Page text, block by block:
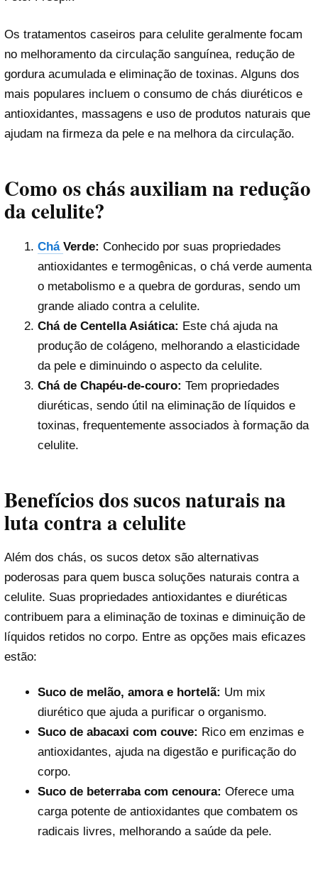
Os tratamentos caseiros para celulite geralmente focam
no melhoramento da circulação sanguínea, redução de
gordura acumulada e eliminação de toxinas. Alguns dos
mais populares incluem o consumo de chás diuréticos e
antioxidantes, massagens e uso de produtos naturais que
ajudam na firmeza da pele e na melhora da circulação.
Como os chás auxiliam na redução
da celulite?
Chá Verde: Conhecido por suas propriedades
antioxidantes e termogênicas, o chá verde aumenta
o metabolismo e a quebra de gorduras, sendo um
grande aliado contra a celulite.
Chá de Centella Asiática: Este chá ajuda na
produção de colágeno, melhorando a elasticidade
da pele e diminuindo o aspecto da celulite.
Chá de Chapéu-de-couro: Tem propriedades
diuréticas, sendo útil na eliminação de líquidos e
toxinas, frequentemente associados à formação da
celulite.
Benefícios dos sucos naturais na
luta contra a celulite
Além dos chás, os sucos detox são alternativas
poderosas para quem busca soluções naturais contra a
celulite. Suas propriedades antioxidantes e diuréticas
contribuem para a eliminação de toxinas e diminuição de
líquidos retidos no corpo. Entre as opções mais eficazes
estão:
Suco de melão, amora e hortelã: Um mix
diurético que ajuda a purificar o organismo.
Suco de abacaxi com couve: Rico em enzimas e
antioxidantes, ajuda na digestão e purificação do
corpo.
Suco de beterraba com cenoura: Oferece uma
carga potente de antioxidantes que combatem os
radicais livres, melhorando a saúde da pele.